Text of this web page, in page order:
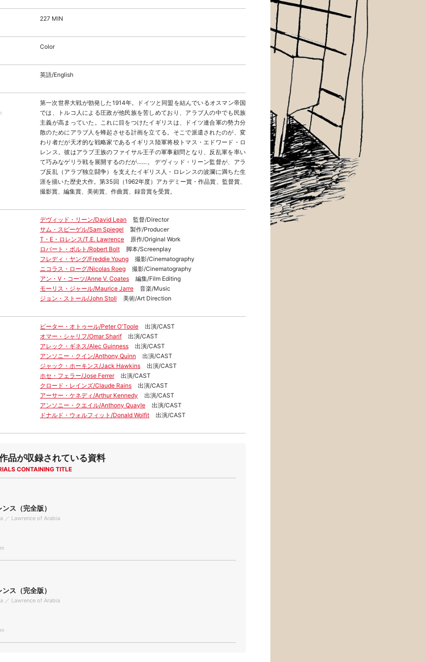
227 MIN
Color
英語/English
第一次世界大戦が勃発した1914年。ドイツと同盟を結んでいるオスマン帝国
では、トルコ人による圧政が他民族を苦しめており、アラブ人の中でも民族
主義が高まっていた。これに目をつけたイギリスは、ドイツ連合軍の勢力分
散のためにアラブ人を蜂起させる計画を立てる。そこで派遣されたのが、変
わり者だが天才的な戦略家であるイギリス陸軍将校トマス・エドワード・ロ
レンス。彼はアラブ王族のファイサル王子の軍事顧問となり、反乱軍を率い
て巧みなゲリラ戦を展開するのだが……。 デヴィッド・リーン監督が、アラ
ブ反乱（アラブ独立闘争）を支えたイギリス人・ロレンスの波瀾に満ちた生
涯を描いた歴史大作。第35回（1962年度）アカデミー賞・作品賞、監督賞、
撮影賞、編集賞、美術賞、作曲賞、録音賞を受賞。
デヴィッド・リーン/David Lean
監督/Director
サム・スピーゲル/Sam Spiegel
製作/Producer
T・E・ロレンス/T.E. Lawrence
原作/Original Work
ロバート・ボルト/Robert Bolt
脚本/Screenplay
フレディ・ヤング/Freddie Young
撮影/Cinematography
ニコラス・ローグ/Nicolas Roeg
撮影/Cinematography
アン・V・コーツ/Anne V. Coates
編集/Film Editing
モーリス・ジャール/Maurice Jarre
音楽/Music
ジョン・ストール/John Stoll
美術/Art Direction
ピーター・オトゥール/Peter O'Toole
出演/CAST
オマー・シャリフ/Omar Sharif
出演/CAST
アレック・ギネス/Alec Guinness
出演/CAST
アンソニー・クイン/Anthony Quinn
出演/CAST
ジャック・ホーキンス/Jack Hawkins
出演/CAST
ホセ・フェラー/Jose Ferrer
出演/CAST
クロード・レインズ/Claude Rains
出演/CAST
アーサー・ケネディ/Arthur Kennedy
出演/CAST
アンソニー・クエイル/Anthony Quayle
出演/CAST
ドナルド・ウォルフィット/Donald Wolfit
出演/CAST
品が収録されている資料
CONTAINING TITLE
ス（完全版）
／ Lawrence of Arabia
ス（完全版）
／ Lawrence of Arabia